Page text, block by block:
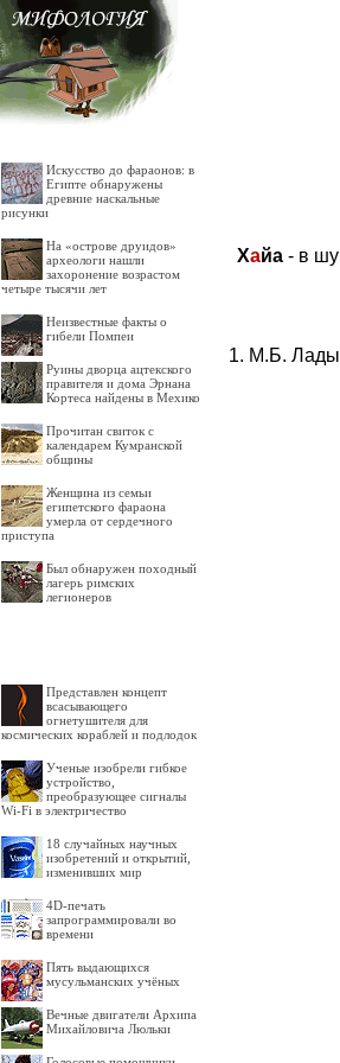
Искусство до фараонов: в
Египте обнаружены
древние наскальные
рисунки
На «острове друидов»
археологи нашли
захоронение возрастом
четыре тысячи лет
Неизвестные факты о
гибели Помпеи
Руины дворца ацтекского
правителя и дома Эрнана
Кортеса найдены в Мехико
Прочитан свиток с
календарем Кумранской
общины
Женщина из семьи
египетского фараона
умерла от сердечного
приступа
Был обнаружен походный
лагерь римских
легионеров
Представлен концепт
всасывающего
огнетушителя для
космических кораблей и подлодок
Ученые изобрели гибкое
устройство,
преобразующее сигналы
Wi-Fi в электричество
18 случайных научных
изобретений и открытий,
изменивших мир
4D-печать
запрограммировали во
времени
Пять выдающихся
мусульманских учёных
Вечные двигатели Архипа
Михайловича Люльки
Хайа - в
М.Б.